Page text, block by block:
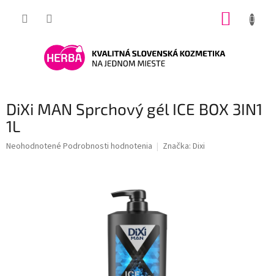
DiXi MAN Sprchový gél ICE BOX 3IN1
1L
Priemerné
Neohodnotené Podrobnosti hodnotenia Značka: Dixi